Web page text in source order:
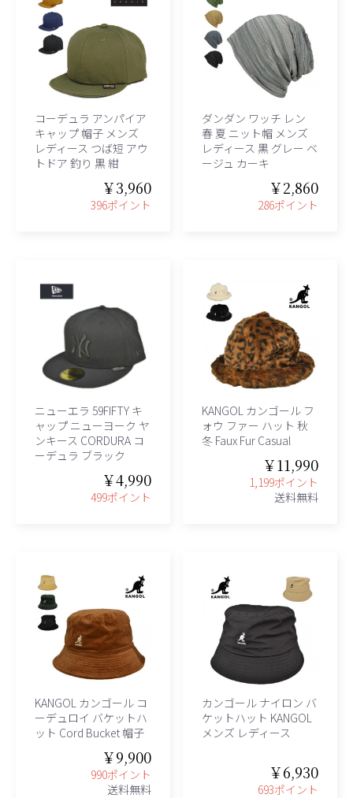
コーデュラ アンパイア
キャップ 帽子 メンズ
レディース つば短 アウ
トドア 釣り 黒 紺
￥3,960
396ポイント
ダンダン ワッチ レン
春 夏 ニット帽 メンズ
レディース 黒 グレー ベ
ージュ カーキ
￥2,860
286ポイント
ニューエラ 59FIFTY キ
ャップ ニューヨーク ヤ
ンキース CORDURA コ
ーデュラ ブラック
￥4,990
499ポイント
KANGOL カンゴール フ
ォウ ファー ハット 秋
冬 Faux Fur Casual
￥11,990
1,199ポイント
送料無料
KANGOL カンゴール コ
ーデュロイ バケットハ
ット Cord Bucket 帽子
￥9,900
990ポイント
送料無料
カンゴール ナイロン バ
ケットハット KANGOL
メンズ レディース
￥6,930
693ポイント